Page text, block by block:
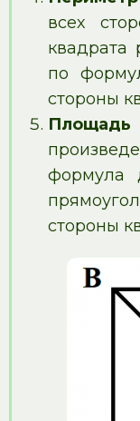
всех
квадрата
по
стороны
формула
стороны